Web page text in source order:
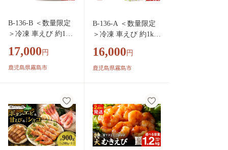
えび 海老だし しま
えび 便利 簡単 贅沢
海鮮 魚介 魚貝 魚貝
類 魚介類 北海道産
北海道 標津町
B-136-B ＜数量限定
＞冷凍 車えび 約1kg
尾・加熱用)【MBC開
発】霧島市 冷凍 エ
エビフライ 天ぷら
おかず BBQ バーベ
キュー
17,000 円
鹿児島県霧島市
B-136-A ＜数量限定
＞冷凍 車えび 約1kg
尾・加熱用)【MBC開
発】霧島市 冷凍 エビ
フライ 天ぷら おかず
BBQ バーベキュー
16,000 円
鹿児島県霧島市